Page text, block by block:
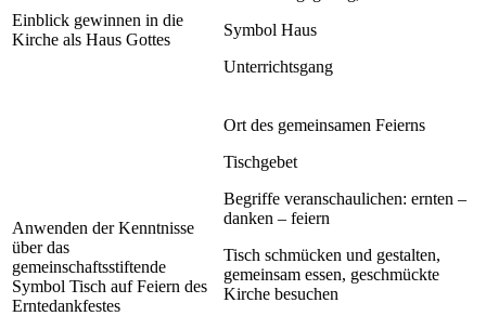
Einblick gewinnen in die
Kirche als Haus Gottes
Symbol Haus
Unterrichtsgang
Anwenden der Kenntnisse
über das
gemeinschaftsstiftende
Symbol Tisch auf Feiern des
Erntedankfestes
Ort des gemeinsamen Feierns
Tischgebet
Begriffe veranschaulichen: ernten –
danken – feiern
Tisch schmücken und gestalten,
gemeinsam essen, geschmückte
Kirche besuchen